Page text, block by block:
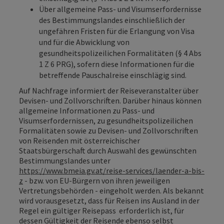
Über allgemeine Pass- und Visumserfordernisse
des Bestimmungslandes einschließlich der
ungefähren Fristen für die Erlangung von Visa
und für die Abwicklung von
gesundheitspolizeilichen Formalitäten (§ 4 Abs
1 Z 6 PRG), sofern diese Informationen für die
betreffende Pauschalreise einschlägig sind.
Auf Nachfrage informiert der Reiseveranstalter über
Devisen- und Zollvorschriften. Darüber hinaus können
allgemeine Informationen zu Pass- und
Visumserfordernissen, zu gesundheitspolizeilichen
Formalitäten sowie zu Devisen- und Zollvorschriften
von Reisenden mit österreichischer
Staatsbürgerschaft durch Auswahl des gewünschten
Bestimmungslandes unter
https://www.bmeia.gv.at/reise-services/laender-a-bis-
z - bzw. von EU-Bürgern von ihren jeweiligen
Vertretungsbehörden - eingeholt werden. Als bekannt
wird vorausgesetzt, dass für Reisen ins Ausland in der
Regel ein gültiger Reisepass erforderlich ist, für
dessen Gültigkeit der Reisende ebenso selbst